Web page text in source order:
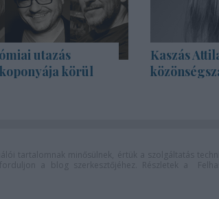
utazás
körül
Kaszás